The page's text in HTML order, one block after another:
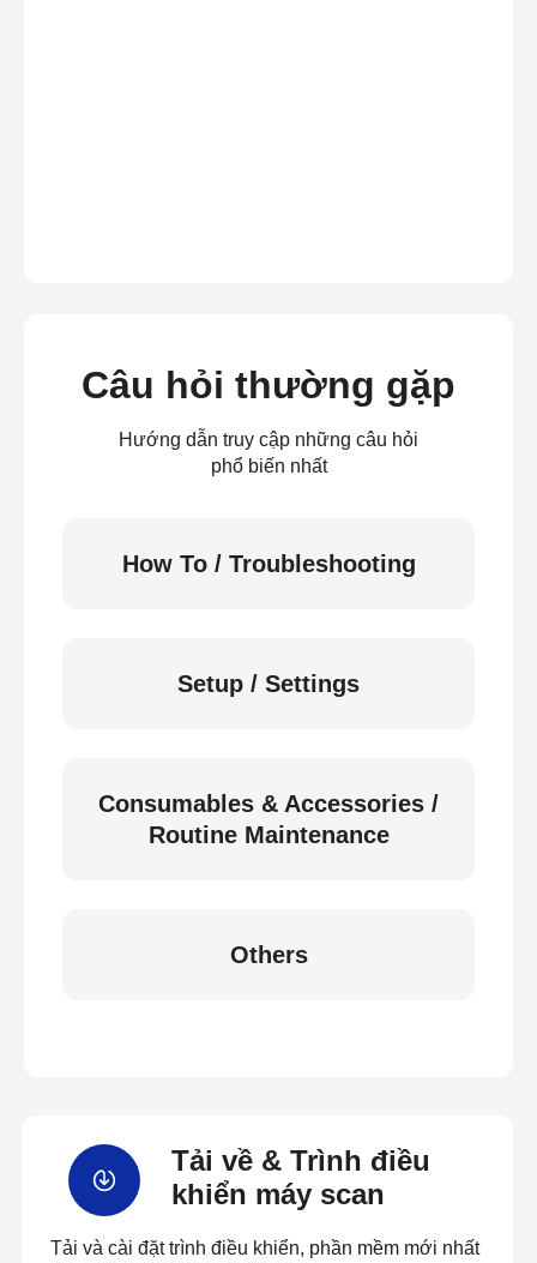
Câu hỏi thường gặp
Hướng dẫn truy cập những câu hỏi
phổ biến nhất
How To / Troubleshooting
Setup / Settings
Consumables & Accessories /
Routine Maintenance
Others
Tải về & Trình điều
khiển máy scan
Tải và cài đặt trình điều khiển, phần mềm mới nhất